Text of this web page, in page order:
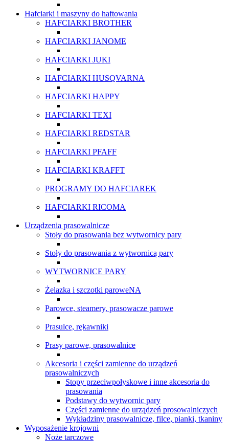
Hafciarki i maszyny do haftowania
HAFCIARKI BROTHER
HAFCIARKI JANOME
HAFCIARKI JUKI
HAFCIARKI HUSQVARNA
HAFCIARKI HAPPY
HAFCIARKI TEXI
HAFCIARKI REDSTAR
HAFCIARKI PFAFF
HAFCIARKI KRAFFT
PROGRAMY DO HAFCIAREK
HAFCIARKI RICOMA
Urządzenia prasowalnicze
Stoły do prasowania bez wytwornicy pary
Stoły do prasowania z wytwornicą pary
WYTWORNICE PARY
Żelazka i szczotki paroweNA
Parowce, steamery, prasowacze parowe
Prasulce, rękawniki
Prasy parowe, prasowalnice
Akcesoria i części zamienne do urządzeń
prasowalniczych
Stopy przeciwpołyskowe i inne akcesoria do
prasowania
Podstawy do wytwornic pary
Części zamienne do urządzeń prosowalniczych
Wykładziny prasowalnicze, filce, pianki, tkaniny
Wyposażenie krojowni
Noże tarczowe